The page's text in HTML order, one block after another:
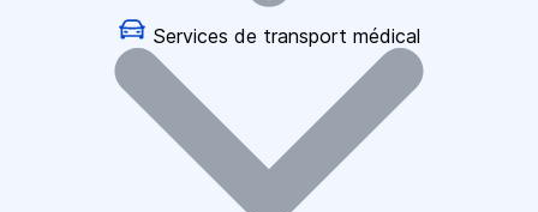
Services de transport médical